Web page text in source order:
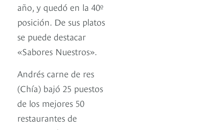
año, y quedó en la 40º
posición. De sus platos
se puede destacar
«Sabores Nuestros».
Andrés carne de res
(Chía) bajó 25 puestos
de los mejores 50
restaurantes de